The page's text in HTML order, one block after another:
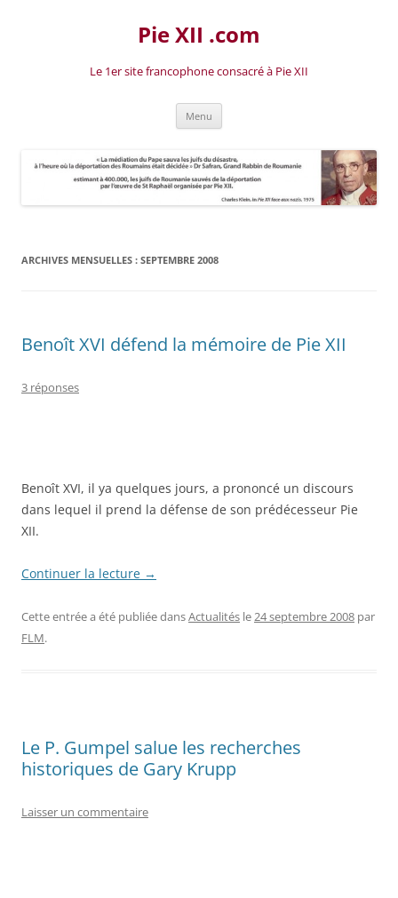
Pie XII .com
Le 1er site francophone consacré à Pie XII
Menu
ARCHIVES MENSUELLES : SEPTEMBRE 2008
Benoît XVI défend la mémoire de Pie XII
3 réponses
Benoît XVI, il ya quelques jours, a prononcé un discours
dans lequel il prend la défense de son prédécesseur Pie
XII.
Continuer la lecture →
Cette entrée a été publiée dansActualités le24 septembre 2008 par
FLM.
Le P. Gumpel salue les recherches
historiques de Gary Krupp
Laisser un commentaire